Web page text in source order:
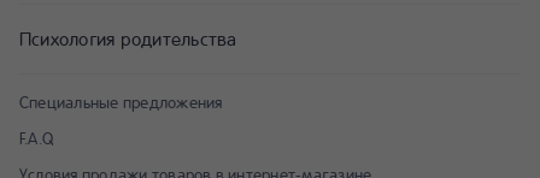
Специальные предложения
F.A.Q
Условия продажи товаров в интернет-магазине
Психология родительства